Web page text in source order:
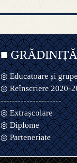
■ GRĂDINIȚĂ
◎ Educatoare și
◎ Reînscriere 2020-
---------------------
◎ Extrașcolare
◎ Diplome
◎ Parteneriate